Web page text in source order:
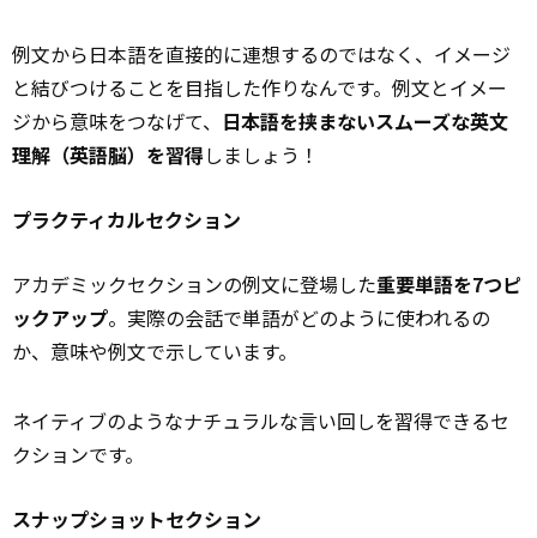
例文から日本語を直接的に連想するのではなく、イメージ
と結びつけることを目指した作りなんです。例文とイメー
ジから意味をつなげて、 日本語を挟まないスムーズな英文
理解（英語脳）を習得しましょう！
プラクティカルセクション
アカデミックセクションの例文に登場した重要単語を7つピ
ックアップ。実際の会話で単語がどのように使われるの
か、意味や例文で示しています。
ネイティブのようなナチュラルな言い回しを習得できるセ
クションです。
スナップショットセクション